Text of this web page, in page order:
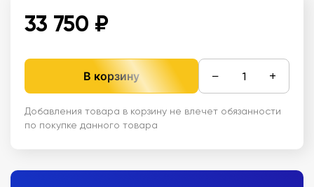
33 750 ₽
В корзину − +
Добавления товара в корзину не влечет обязанности
по покупке данного товара